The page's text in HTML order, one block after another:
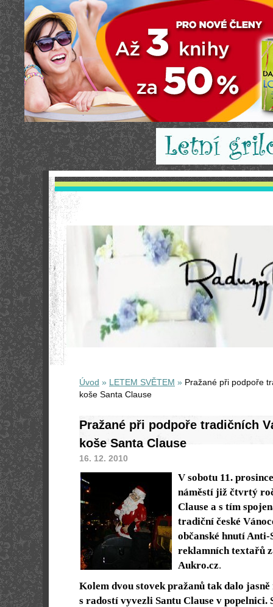
Úvod » LETEM SVĚTEM » Pražané při podpoře
koše Santa Clause
Pražané při podpoře tradičních
koše Santa Clause
16. 12. 2010
V sobotu 11.
náměstí již čtvrtý
Clause a s tím
tradiční české
občanské hnutí Anti-
reklamních textařů
Aukro.cz.
Kolem dvou stovek pražanů tak dalo
s radostí vyvezli Santu Clause v popelnici.